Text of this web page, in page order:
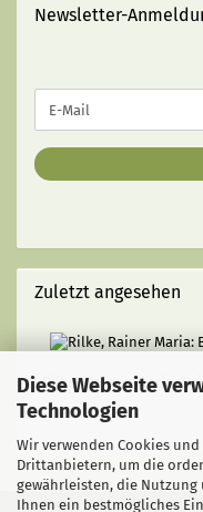
Diese Webseite
Technologien
Wir verwenden Cookies
Drittanbietern, um die
gewährleisten, die Nutzung
Ihnen ein bestmögliches
Newsletter-
ZUR
ANMELDUNG
E-
Mail
Zuletzt angesehen
Rilke, Rainer Maria: